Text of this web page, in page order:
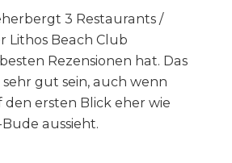
3 Restaurants /
Lithos Beach Club
Rezensionen hat. Das
sehr gut sein, auch wenn
den ersten Blick eher wie
aussieht.